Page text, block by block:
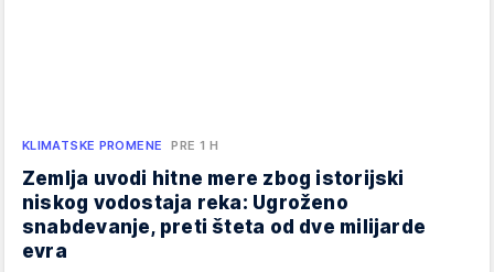
KLIMATSKE PROMENE PRE 1 H
Zemlja uvodi hitne mere zbog istorijski
niskog vodostaja reka: Ugroženo
snabdevanje, preti šteta od dve milijarde
evra